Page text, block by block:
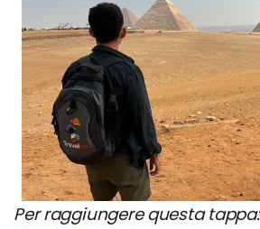
Per raggiungere questa